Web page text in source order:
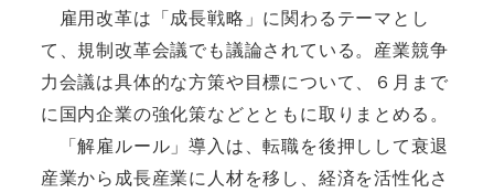
雇用改革は「成長戦略」に関わるテーマとし
て、規制改革会議でも議論されている。産業競争
力会議は具体的な方策や目標について、６月まで
に国内企業の強化策などとともに取りまとめる。
「解雇ルール」導入は、転職を後押しして衰退
産業から成長産業に人材を移し、経済を活性化さ